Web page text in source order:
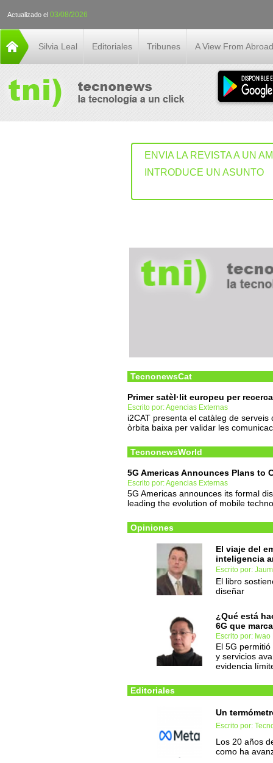
Actualizado el 03/08/2026
Silvia Leal Editoriales Tribunes A View From Abroad
ENVIA LA REVISTA A UN
INTRODUCE UN ASUNTO
TecnonewsCat
Primer satèl·lit europeu per
Escrito por: Agencias Externas
i2CAT presenta el catàleg de
òrbita baixa per validar les
TecnonewsWorld
5G Americas Announces Plans to
Escrito por: Agencias Externas
5G Americas announces its formal
leading the evolution of mobile
Opiniones
El viaje del
inteligencia
Escrito por:
El libro
diseñar
¿Qué está
6G que
Escrito por:
El 5G
y servicios
evidencia
Editoriales
Un
Escrito por:
Los 20 años
como ha